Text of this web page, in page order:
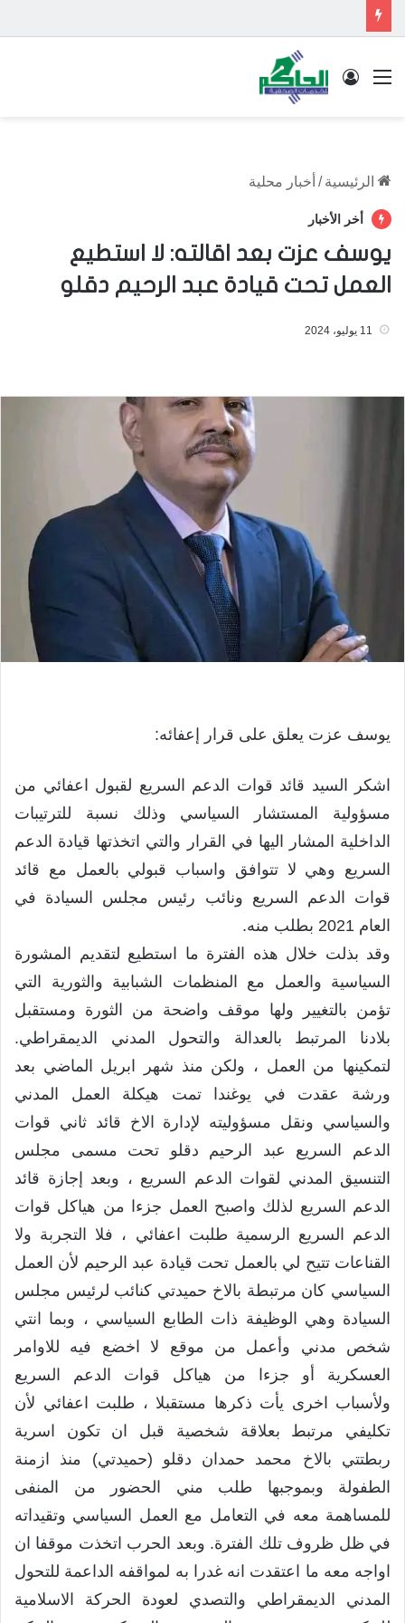
القائمة تسجيل الدخول
الرئيسية / أخبار محلية
أخر الأخبار
يوسف عزت بعد اقالته: لا استطيع
العمل تحت قيادة عبد الرحيم دقلو
11 يوليو، 2024
يوسف عزت يعلق على قرار إعفائه:
‏اشكر السيد قائد قوات الدعم السريع لقبول اعفائي من
مسؤولية المستشار السياسي وذلك نسبة للترتيبات
الداخلية المشار اليها في القرار والتي اتخذتها قيادة الدعم
السريع وهي لا تتوافق واسباب قبولي بالعمل مع قائد
قوات الدعم السريع ونائب رئيس مجلس السيادة في
العام 2021 بطلب منه.
‏وقد بذلت خلال هذه الفترة ما استطيع لتقديم المشورة
السياسية والعمل مع المنظمات الشبابية والثورية التي
تؤمن بالتغيير ولها موقف واضحة من الثورة ومستقبل
بلادنا المرتبط بالعدالة والتحول المدني الديمقراطي.
لتمكينها من العمل ، ولكن منذ شهر ابريل الماضي بعد
ورشة عقدت في يوغندا تمت هيكلة العمل المدني
والسياسي ونقل مسؤوليته لإدارة الاخ قائد ثاني قوات
الدعم السريع عبد الرحيم دقلو تحت مسمى مجلس
التنسيق المدني لقوات الدعم السريع ، وبعد إجازة قائد
الدعم السريع لذلك واصبح العمل جزءا من هياكل قوات
الدعم السريع الرسمية طلبت اعفائي ، فلا التجربة ولا
القناعات تتيح لي بالعمل تحت قيادة عبد الرحيم لأن العمل
السياسي كان مرتبطة بالاخ حميدتي كنائب لرئيس مجلس
السيادة وهي الوظيفة ذات الطابع السياسي ، وبما انتي
شخص مدني وأعمل من موقع لا اخضع فيه للاوامر
العسكرية أو جزءا من هياكل قوات الدعم السريع
ولأسباب اخرى يأت ذكرها مستقبلا ، طلبت اعفائي لأن
تكليفي مرتبط بعلاقة شخصية قبل ان تكون اسرية
ربطتتي بالاخ محمد حمدان دقلو (حميدتي) منذ ازمنة
الطفولة وبموجبها طلب مني الحضور من المنفى
للمساهمة معه في التعامل مع العمل السياسي وتقيداته
في ظل ظروف تلك الفترة. وبعد الحرب اتخذت موقفا ان
اواجه معه ما اعتقدت انه غدرا به لمواقفه الداعمة للتحول
المدني الديمقراطي والتصدي لعودة الحركة الاسلامية